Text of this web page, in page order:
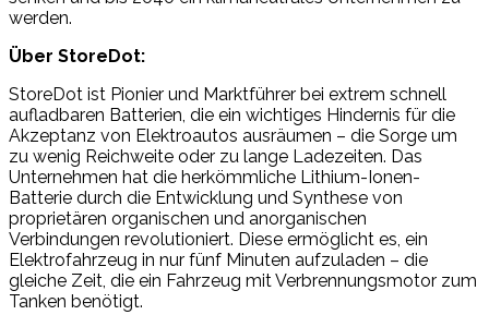
werden.
Über StoreDot:
StoreDot ist Pionier und Marktführer bei extrem schnell
aufladbaren Batterien, die ein wichtiges Hindernis für die
Akzeptanz von Elektroautos ausräumen – die Sorge um
zu wenig Reichweite oder zu lange Ladezeiten. Das
Unternehmen hat die herkömmliche Lithium-Ionen-
Batterie durch die Entwicklung und Synthese von
proprietären organischen und anorganischen
Verbindungen revolutioniert. Diese ermöglicht es, ein
Elektrofahrzeug in nur fünf Minuten aufzuladen – die
gleiche Zeit, die ein Fahrzeug mit Verbrennungsmotor zum
Tanken benötigt.